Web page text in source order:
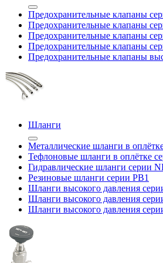
Предохранительные клапаны
Предохранительные клапаны
Предохранительные клапаны
Предохранительные клапаны
Предохранительные клапаны
Шланги
Металлические шланги в
Тефлоновые шланги в оплётке
Гидравлические шланги серии
Резиновые шланги серии PB1
Шланги высокого давления
Шланги высокого давления
Шланги высокого давления